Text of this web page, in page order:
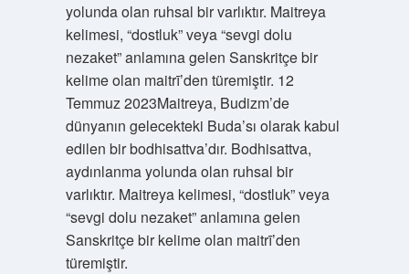
yolunda olan ruhsal bir varlıktır. Maitreya
kelimesi, “dostluk” veya “sevgi dolu
nezaket” anlamına gelen Sanskritçe bir
kelime olan maitrī’den türemiştir. 12
Temmuz 2023Maitreya, Budizm’de
dünyanın gelecekteki Buda’sı olarak kabul
edilen bir bodhisattva’dır. Bodhisattva,
aydınlanma yolunda olan ruhsal bir
varlıktır. Maitreya kelimesi, “dostluk” veya
“sevgi dolu nezaket” anlamına gelen
Sanskritçe bir kelime olan maitrī’den
türemiştir.